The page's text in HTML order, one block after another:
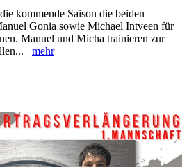
kommende Saison die beiden
Gonia sowie Michael Intveen für
Manuel und Micha trainieren zur
mehr